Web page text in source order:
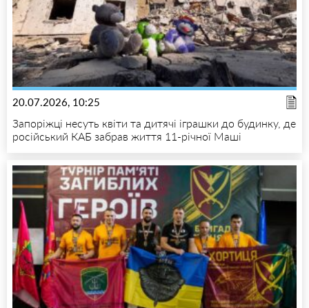
20.07.2026, 10:25
Запоріжці несуть квіти та дитячі іграшки до будинку, де
російський КАБ забрав життя 11-річної Маші